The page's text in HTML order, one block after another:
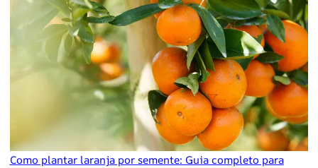
Como plantar laranja por semente: Guia completo para